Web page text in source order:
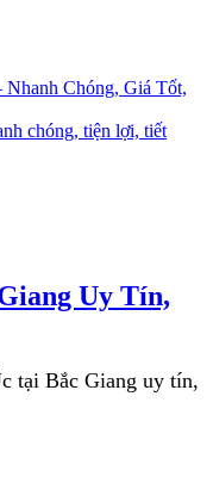
Chóng, Giá Tốt,
chóng, tiện lợi, tiết
Uy Tín,
tại Bắc Giang uy tín,